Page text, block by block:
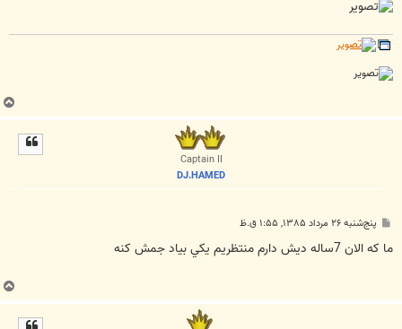
Captain II
DJ.HAMED
س
ت
پنج‌شنبه ۲۶ مرداد ۱۳۸۵, ۱:۵۵ ق.ظ
ما که الان 7ساله ديش دارم منتظريم يکي بياد جمش کنه